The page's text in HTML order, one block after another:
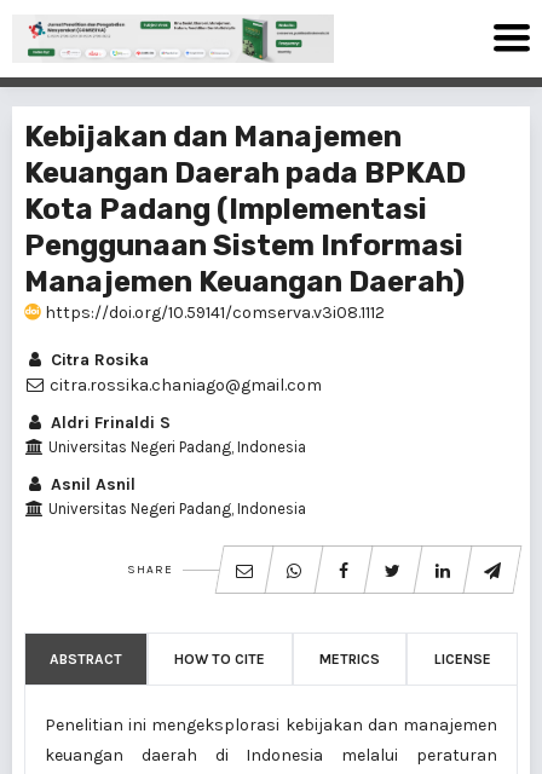
Kebijakan dan Manajemen
Keuangan Daerah pada BPKAD
Kota Padang (Implementasi
Penggunaan Sistem Informasi
Manajemen Keuangan Daerah)
https://doi.org/10.59141/comserva.v3i08.1112
Citra Rosika
citra.rossika.chaniago@gmail.com
Aldri Frinaldi S
Universitas Negeri Padang, Indonesia
Asnil Asnil
Universitas Negeri Padang, Indonesia
SHARE
ABSTRACT HOW TO CITE METRICS LICENSE
Penelitian ini mengeksplorasi kebijakan dan manajemen
keuangan daerah di Indonesia melalui peraturan